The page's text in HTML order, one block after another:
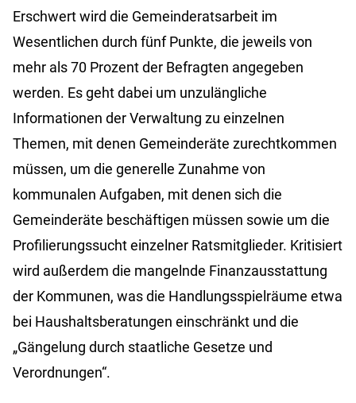
Erschwert wird die Gemeinderatsarbeit im
Wesentlichen durch fünf Punkte, die jeweils von
mehr als 70 Prozent der Befragten angegeben
werden. Es geht dabei um unzulängliche
Informationen der Verwaltung zu einzelnen
Themen, mit denen Gemeinderäte zurechtkommen
müssen, um die generelle Zunahme von
kommunalen Aufgaben, mit denen sich die
Gemeinderäte beschäftigen müssen sowie um die
Profilierungssucht einzelner Ratsmitglieder. Kritisiert
wird außerdem die mangelnde Finanzausstattung
der Kommunen, was die Handlungsspielräume etwa
bei Haushaltsberatungen einschränkt und die
„Gängelung durch staatliche Gesetze und
Verordnungen“.